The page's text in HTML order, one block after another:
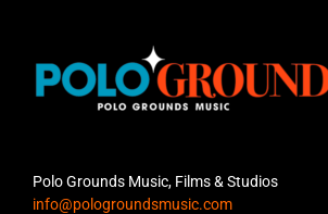
Polo Grounds Music, Films & Studios
info@pologroundsmusic.com